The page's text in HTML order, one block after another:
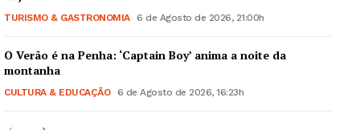
Guimarães, agora!
TURISMO & GASTRONOMIA 6 de Agosto de 2026, 21:00h
O Verão é na Penha: ‘Captain Boy’ anima a noite da
montanha
CULTURA & EDUCAÇÃO 6 de Agosto de 2026, 16:23h